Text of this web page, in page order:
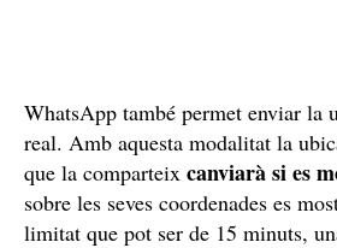
WhatsApp també permet enviar la
real. Amb aquesta modalitat la
que la comparteix canviarà si es
sobre les seves coordenades es
limitat que pot ser de 15 minuts,